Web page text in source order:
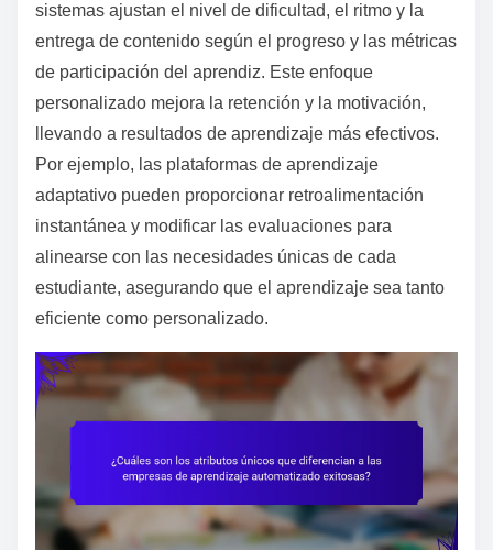
sistemas ajustan el nivel de dificultad, el ritmo y la
entrega de contenido según el progreso y las métricas
de participación del aprendiz. Este enfoque
personalizado mejora la retención y la motivación,
llevando a resultados de aprendizaje más efectivos.
Por ejemplo, las plataformas de aprendizaje
adaptativo pueden proporcionar retroalimentación
instantánea y modificar las evaluaciones para
alinearse con las necesidades únicas de cada
estudiante, asegurando que el aprendizaje sea tanto
eficiente como personalizado.